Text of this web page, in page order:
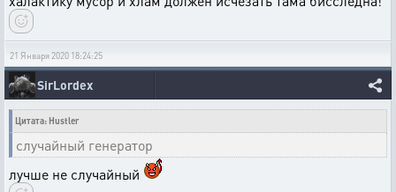
21 Января 2020 18:24:25
SirLordex
Цитата: Hustler
случайный генератор
лучше не случайный